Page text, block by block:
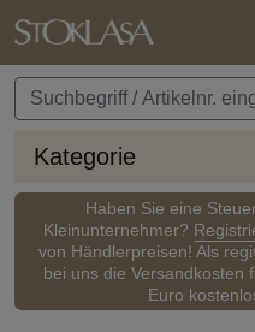
Kategorie
Haben Sie eine
Kleinunternehmer?
von Händlerpreisen! Als
bei uns die Versandkosten
Euro